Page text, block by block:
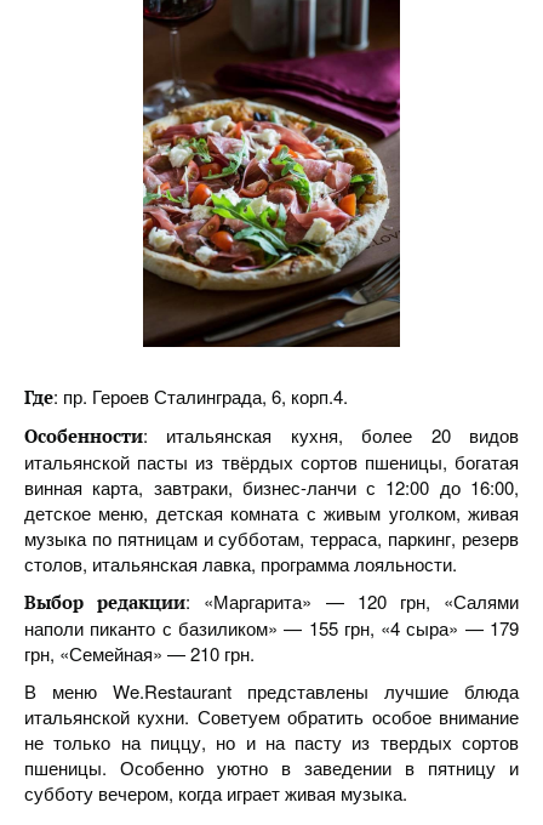
Где: пр. Героев Сталинграда, 6, корп.4.
Особенности: итальянская кухня, более 20 видов
итальянской пасты из твёрдых сортов пшеницы, богатая
винная карта, завтраки, бизнес-ланчи с 12:00 до 16:00,
детское меню, детская комната с живым уголком, живая
музыка по пятницам и субботам, терраса, паркинг, резерв
столов, итальянская лавка, программа лояльности.
Выбор редакции: «Маргарита» — 120 грн, «Салями
наполи пиканто с базиликом» — 155 грн, «4 сыра» — 179
грн, «Семейная» — 210 грн.
В меню We.Restaurant представлены лучшие блюда
итальянской кухни. Советуем обратить особое внимание
не только на пиццу, но и на пасту из твердых сортов
пшеницы. Особенно уютно в заведении в пятницу и
субботу вечером, когда играет живая музыка.